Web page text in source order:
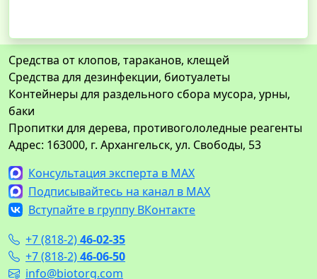
Средства от клопов, тараканов, клещей
Средства для дезинфекции, биотуалеты
Контейнеры для раздельного сбора мусора, урны,
баки
Пропитки для дерева, противогололедные реагенты
Адрес: 163000, г. Архангельск, ул. Свободы, 53
Консультация эксперта в MAX
Подписывайтесь на канал в MAX
Вступайте в группу ВКонтакте
+7 (818-2)46-02-35
+7 (818-2)46-06-50
info@biotorg.com